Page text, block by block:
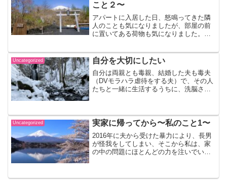
こと２〜
アパートに入居した日、怒鳴ってきた隣
人のことも気になりましたが、部屋の前
に置いてある荷物も気になりました。そ
いてあるのです。その方の部屋のドアが
私のドアから見て右側にあ...
Uncategorized 自分を大切にしたい
自分は両親とも毒親、結婚した夫も毒夫
（DVモラハラ虐待をする夫）で、その人
たちと一緒に生活するうちに、洗脳さ
ら４〜5年前に解けて、今...
Uncategorized 実家に帰ってから〜私のこと1〜
2016年に夫から受けた暴力により、長男
が怪我をしてしまい、そこから私は、家
の中の問題にほとんどの力を注いでいま